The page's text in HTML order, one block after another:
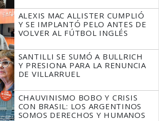
ALEXIS MAC ALLISTER CUMPLIÓ
Y SE IMPLANTÓ PELO ANTES DE
VOLVER AL FÚTBOL INGLÉS
SANTILLI SE SUMÓ A BULLRICH
Y PRESIONA PARA LA RENUNCIA
DE VILLARRUEL
CHAUVINISMO BOBO Y CRISIS
CON BRASIL: LOS ARGENTINOS
SOMOS DERECHOS Y HUMANOS